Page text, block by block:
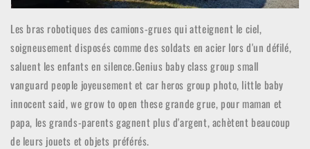
Les bras robotiques des camions-grues qui atteignent le ciel,
soigneusement disposés comme des soldats en acier lors d'un défilé,
saluent les enfants en silence.Genius baby class group small
vanguard people joyeusement et car heros group photo, little baby
innocent said, we grow to open these grande grue, pour maman et
papa, les grands-parents gagnent plus d'argent, achètent beaucoup
de leurs jouets et objets préférés.